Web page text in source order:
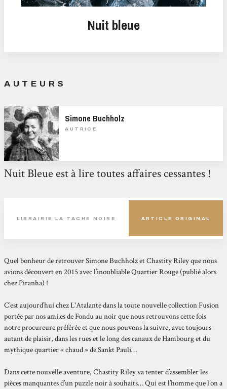
Nuit bleue
AUTEURS
Simone Buchholz
AUTRICE
Nuit Bleue est à lire toutes affaires cessantes !
LIBRAIRIE LA TACHE NOIRE ARTICLE ORIGINAL
Quel bonheur de retrouver Simone Buchholz et Chastity Riley que nous
avions découvert en 2015 avec l’inoubliable Quartier Rouge (publié alors
chez Piranha) !
C’est aujourd’hui chez L'Atalante dans la toute nouvelle collection Fusion
portée par nos ami.es de Fondu au noir que nous retrouvons cette fois
notre procureure préférée et que nous pouvons la suivre, avec toujours
autant de plaisir, dans les rues et le long des canaux de Hambourg et du
mythique quartier « chaud » de Sankt Pauli…
Dans cette nouvelle aventure, Chastity Riley va tenter d’assembler les
pièces manquantes d’un puzzle noir à souhaits… Qui est l’homme que l’on a